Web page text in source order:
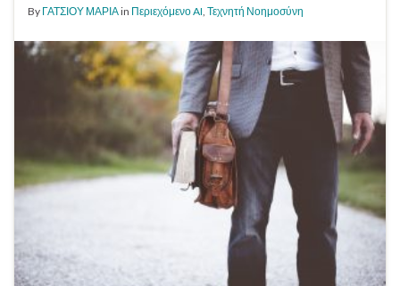
By ΓΑΤΣΙΟΥ ΜΑΡΙΑin Περιεχόμενο AI, Τεχνητή Νοημοσύνη